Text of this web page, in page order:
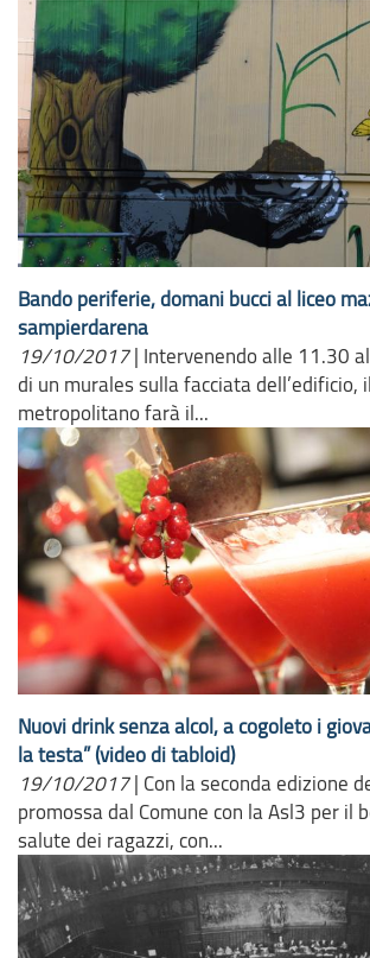
Bando periferie, domani bucci al liceo
sampierdarena
19/10/2017 | Intervenendo alle 11.30
di un murales sulla facciata dell’edificio,
metropolitano farà il...
Nuovi drink senza alcol, a cogoleto i
la testa” (video di tabloid)
19/10/2017 | Con la seconda edizione
promossa dal Comune con la Asl3 per il
salute dei ragazzi, con...